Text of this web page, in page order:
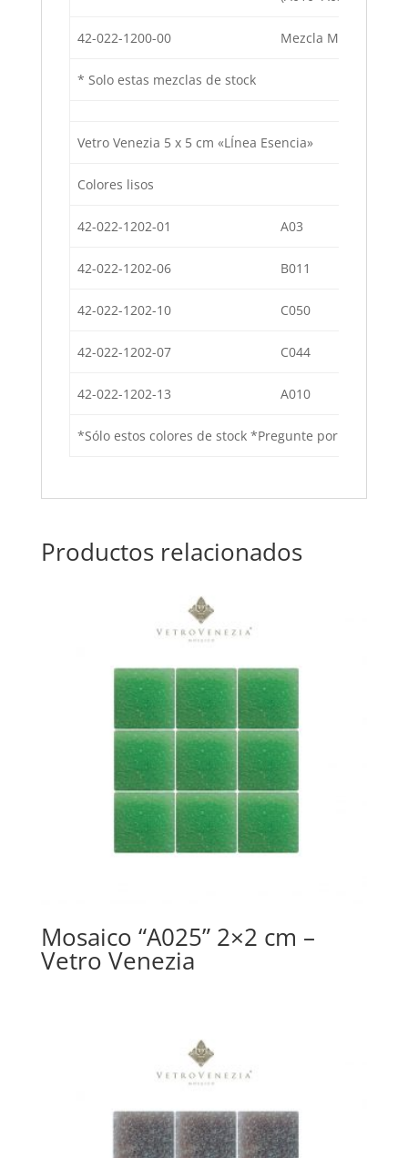
42-022-1200-00 Mezcla Miami
* Solo estas mezclas de stock
Vetro Venezia 5 x 5 cm «LÍnea Esencia»
Colores lisos
42-022-1202-01 A03
42-022-1202-06 B011
42-022-1202-10 C050
42-022-1202-07 C044
42-022-1202-13 A010
*Sólo estos colores de stock *Pregunte por precios
Productos relacionados
Mosaico “A025” 2×2 cm –
Vetro Venezia